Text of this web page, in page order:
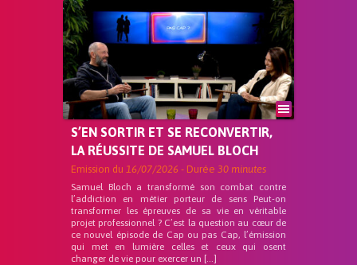
S’EN SORTIR ET SE RECONVERTIR,
LA RÉUSSITE DE SAMUEL BLOCH
Emission du 16/07/2026 - Durée 30 minutes
Samuel Bloch a transformé son combat contre
l’addiction en métier porteur de sens Peut-on
transformer les épreuves de sa vie en véritable
projet professionnel ? C’est la question au cœur de
ce nouvel épisode de Cap ou pas Cap, l’émission
qui met en lumière celles et ceux qui osent
changer de vie pour exercer un […]